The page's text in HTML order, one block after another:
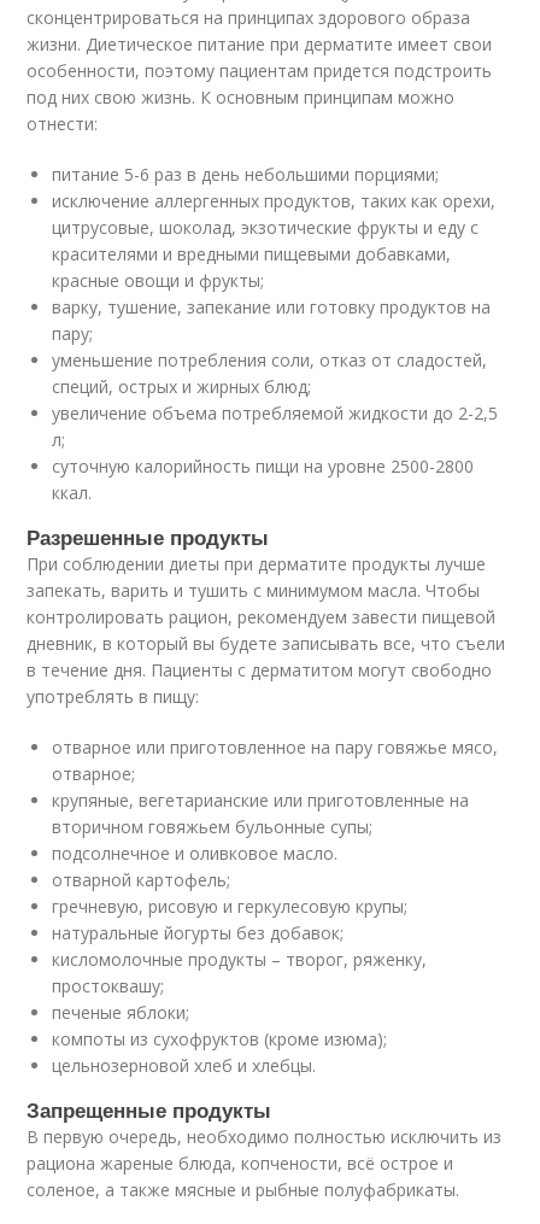
сконцентрироваться на принципах здорового образа
жизни. Диетическое питание при дерматите имеет свои
особенности, поэтому пациентам придется подстроить
под них свою жизнь. К основным принципам можно
отнести:
питание 5-6 раз в день небольшими порциями;
исключение аллергенных продуктов, таких как орехи,
цитрусовые, шоколад, экзотические фрукты и еду с
красителями и вредными пищевыми добавками,
красные овощи и фрукты;
варку, тушение, запекание или готовку продуктов на
пару;
уменьшение потребления соли, отказ от сладостей,
специй, острых и жирных блюд;
увеличение объема потребляемой жидкости до 2-2,5
л;
суточную калорийность пищи на уровне 2500-2800
ккал.
Разрешенные продукты
При соблюдении диеты при дерматите продукты лучше
запекать, варить и тушить с минимумом масла. Чтобы
контролировать рацион, рекомендуем завести пищевой
дневник, в который вы будете записывать все, что съели
в течение дня. Пациенты с дерматитом могут свободно
употреблять в пищу:
отварное или приготовленное на пару говяжье мясо,
отварное;
крупяные, вегетарианские или приготовленные на
вторичном говяжьем бульонные супы;
подсолнечное и оливковое масло.
отварной картофель;
гречневую, рисовую и геркулесовую крупы;
натуральные йогурты без добавок;
кисломолочные продукты – творог, ряженку,
простоквашу;
печеные яблоки;
компоты из сухофруктов (кроме изюма);
цельнозерновой хлеб и хлебцы.
Запрещенные продукты
В первую очередь, необходимо полностью исключить из
рациона жареные блюда, копчености, всё острое и
соленое, а также мясные и рыбные полуфабрикаты.